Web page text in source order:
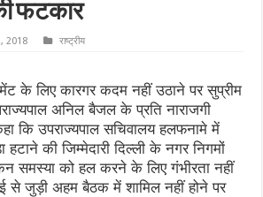
फटकार
2018 राष्ट्रीय
के लिए कारगर कदम नहीं उठाने पर सुप्रीम
अनिल बैजल के प्रति नाराजगी
कि उपराज्यपाल सचिवालय हलफनामे में
हटाने की जिम्मेदारी दिल्ली के नगर निगमों
समस्या को हल करने के लिए गंभीरता नहीं
से जुड़ी अहम बैठक में शामिल नहीं होने पर